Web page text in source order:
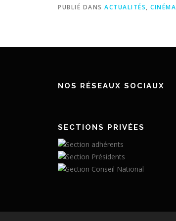
PUBLIÉ DANS ACTUALITÉS, CINÉMA
NOS RÉSEAUX SOCIAUX
SECTIONS PRIVÉES